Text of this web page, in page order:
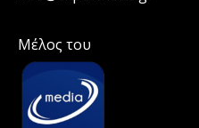
Μέλος του